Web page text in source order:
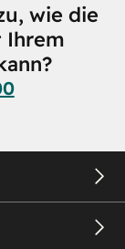
wie die
Ihrem